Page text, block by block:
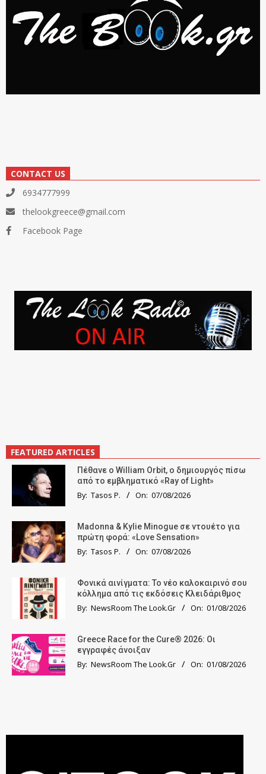
CONTACT US
6934777999
thelookgreece@gmail.com
Facebook Page
FEATURED ARTICLES
Πέθανε ο William Orbit, ο δημιουργός πίσω
από το εμβληματικό «Ray of Light»
By: Tasos P. On: 07/08/2026
Madonna & Kylie Minogue σε ντουέτο για
πρώτη φορά: «Love Sensation»
By: Tasos P. On: 07/08/2026
Φονικά αινίγματα: Το νέο καλοκαιρινό σου
κόλλημα από τις εκδόσεις Κλειδάριθμος
By: NewsRoom The Look.Gr On: 01/08/2026
Greece Race for the Cure® 2026: Οι
εγγραφές άνοιξαν
By: NewsRoom The Look.Gr On: 01/08/2026